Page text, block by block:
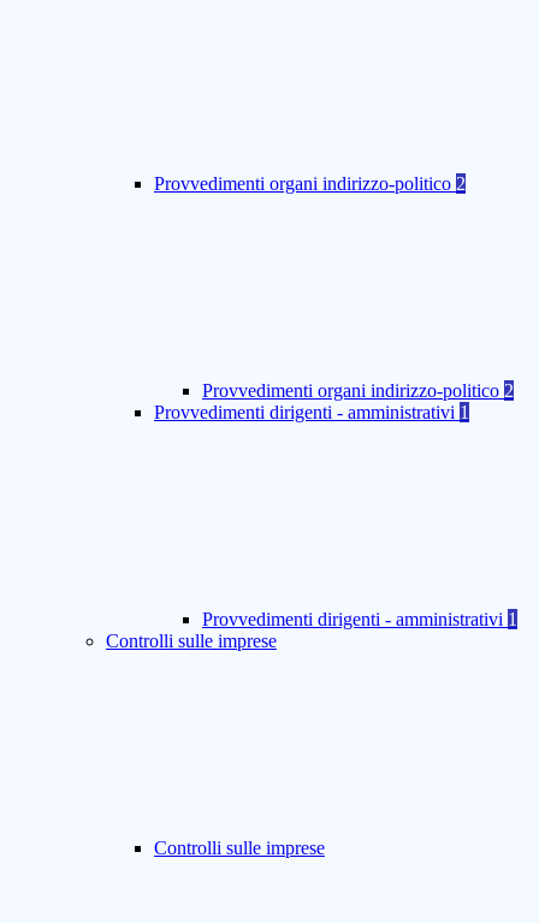
Provvedimenti organi indirizzo-politico 2
Provvedimenti organi indirizzo-politico 2
Provvedimenti dirigenti - amministrativi 1
Provvedimenti dirigenti - amministrativi 1
Controlli sulle imprese
Controlli sulle imprese